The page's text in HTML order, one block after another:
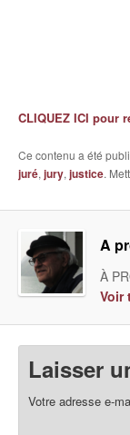
CLIQUEZ ICI pour
Ce contenu a été
juré, jury, justice.
A
À
Voir
Laisser
Votre adresse e-